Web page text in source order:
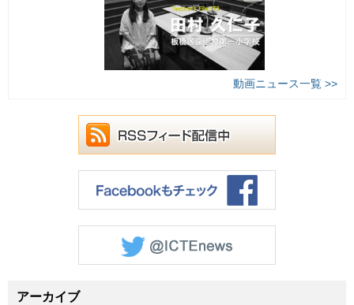
動画ニュース一覧 >>
アーカイブ